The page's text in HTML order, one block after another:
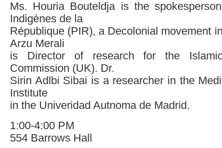
Ms. Houria Bouteldja is the
Indigènes de la
République (PIR), a Decolonial movement
Arzu Merali
is Director of research for the
Commission (UK). Dr.
Sirin Adlbi Sibai is a researcher in the
Institute
in the Univeridad Autnoma de Madrid.
1:00-4:00 PM
554 Barrows Hall